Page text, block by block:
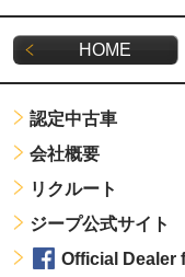
HOME
認定中古車
会社概要
リクルート
ジープ公式サイト
Official Dealer